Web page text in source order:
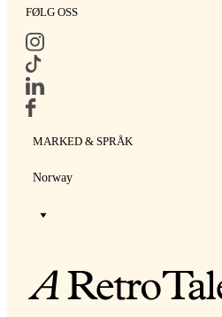
FØLG OSS
MARKED & SPRÅK
Norway